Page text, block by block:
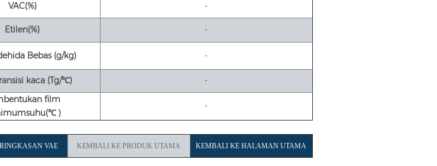
VAC(%) -
Etilen(%) -
Bebas (g/kg) -
kaca (Tg/℃)
-
film
suhu(℃ )
-
VAE KEMBALI KE PRODUK UTAMA KEMBALI KE HALAMAN UTAMA